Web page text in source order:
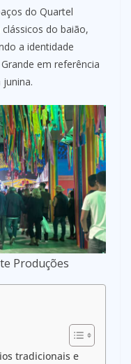
do Quartel
do baião,
a identidade
em referência
Produções
tradicionais e